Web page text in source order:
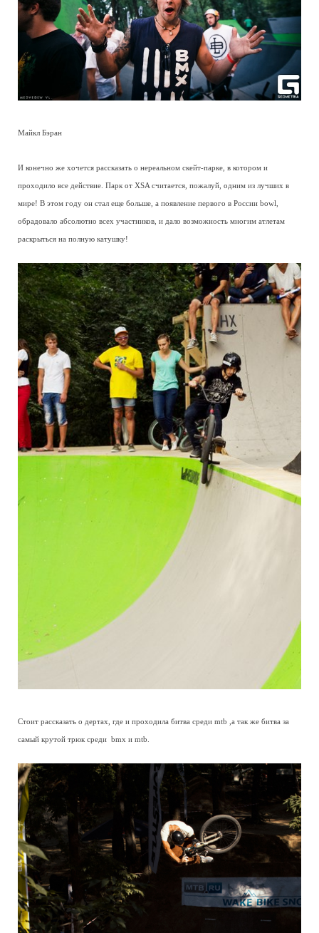
Майкл Бэран
И конечно же хочется рассказать о нереальном скейт-парке, в котором и
проходило все действие. Парк от XSA считается, пожалуй, одним из лучших в
мире! В этом году он стал еще больше, а появление первого в России bowl,
обрадовало абсолютно всех участников, и дало возможность многим атлетам
раскрыться на полную катушку!
Стоит рассказать о дертах, где и проходила битва среди mtb ,а так же битва за
самый крутой трюк среди bmx и mtb.